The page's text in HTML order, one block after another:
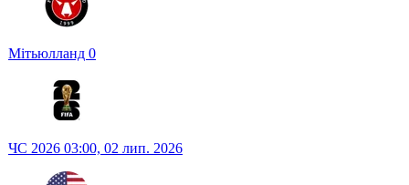
Мітьюлланд 0
ЧС 2026 03:00, 02 лип. 2026